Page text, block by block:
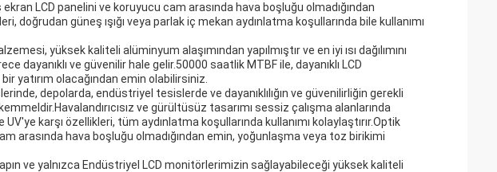
LCD panelini ve koruyucu cam arasında hava boşluğu olmadığından
doğrudan güneş ışığı veya parlak iç mekan aydınlatma koşullarında bile kullanımı
yüksek kaliteli alüminyum alaşımından yapılmıştır ve en iyi ısı dağılımını
dayanıklı ve güvenilir hale gelir.50000 saatlik MTBF ile, dayanıklı LCD
yatırım olacağından emin olabilirsiniz.
depolarda, endüstriyel tesislerde ve dayanıklılığın ve güvenilirliğin gerekli
ve gürültüsüz tasarımı sessiz çalışma alanlarında
UV'ye karşı özellikleri, tüm aydınlatma koşullarında kullanımı kolaylaştırır.Optik
arasında hava boşluğu olmadığından emin, yoğunlaşma veya toz birikimi
ve yalnızca Endüstriyel LCD monitörlerimizin sağlayabileceği yüksek kaliteli